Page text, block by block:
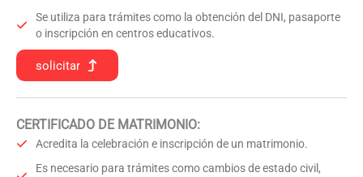
Se utiliza para trámites como la obtención del DNI, pasaporte
o inscripción en centros educativos.
solicitar
CERTIFICADO DE MATRIMONIO:
Acredita la celebración e inscripción de un matrimonio.
Es necesario para trámites como cambios de estado civil,